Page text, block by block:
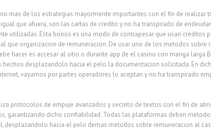
mas de los estrategias mayormente importantes con el fin de realizar
que afuera, son las cartas de credito y no ha transpirado de
utilizadas. Esta bonos es una modo de contrapesar que usan creditos
que organizacion de remuneracion. De usar uno de los metodos
hacer es accesar al sitio o durante app de el casino con manga
desplazandolo hacia el pelo la documentacion solicitada. En
vayamos por partes operadores lo aceptan y no ha transpirado
protocolos de empuje avanzados y secreto de textos con el fin de
garantizando dicho confiabilidad. Todas las plataformas deben
desplazandolo hacia el pelo demas metodos sobre remuneracion al